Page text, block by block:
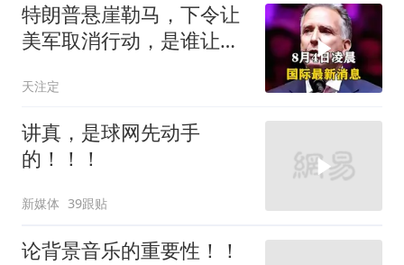
特朗普悬崖勒马，下令让
美军取消行动，是谁让他
天注定
讲真，是球网先动手
的！！！
新媒体 39跟贴
论背景音乐的重要性！！